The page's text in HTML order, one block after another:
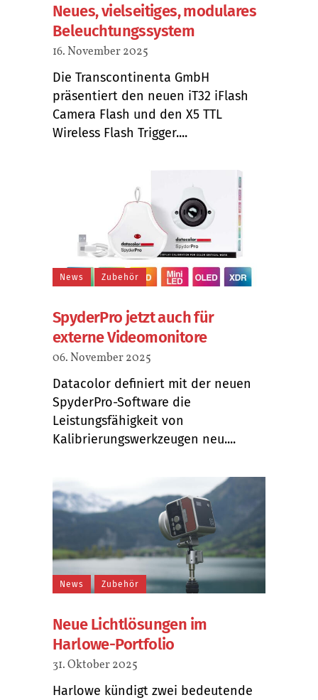
Neues, vielseitiges, modulares
Beleuchtungssystem
16. November 2025
Die Transcontinenta GmbH
präsentiert den neuen iT32 iFlash
Camera Flash und den X5 TTL
Wireless Flash Trigger....
News Zubehör
SpyderPro jetzt auch für
externe Videomonitore
06. November 2025
Datacolor definiert mit der neuen
SpyderPro-Software die
Leistungsfähigkeit von
Kalibrierungswerkzeugen neu....
News Zubehör
Neue Lichtlösungen im
Harlowe-Portfolio
31. Oktober 2025
Harlowe kündigt zwei bedeutende